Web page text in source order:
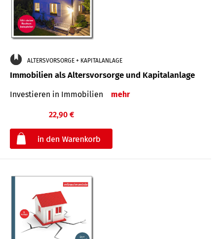
ALTERSVORSORGE + KAPITALANLAGE
Immobilien als Altersvorsorge und Kapitalanlage
Investieren in Immobilien mehr
22,90 €